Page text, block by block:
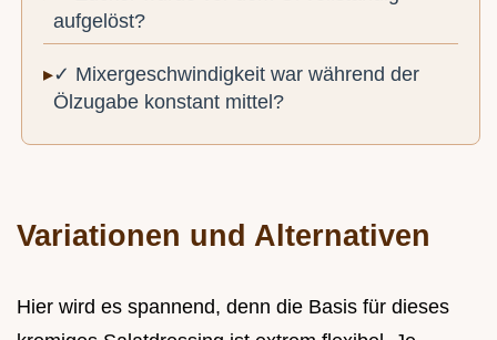
aufgelöst?
✓ Mixergeschwindigkeit war während der
Ölzugabe konstant mittel?
Variationen und Alternativen
Hier wird es spannend, denn die Basis für dieses